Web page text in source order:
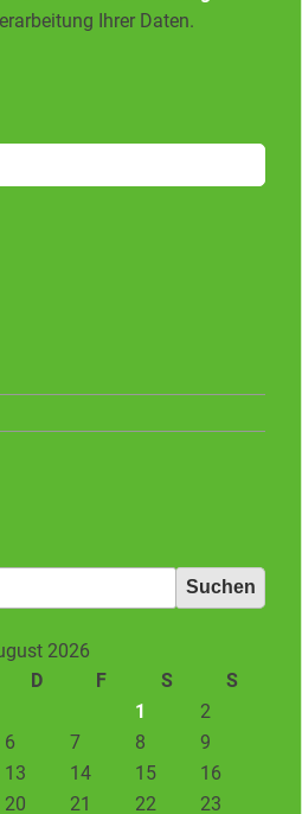
Ihrer Daten.
2026
D F S
S
1
2
6 7 8
9
13 14 15
16
20 21 22 23